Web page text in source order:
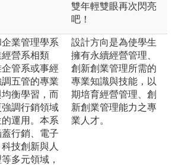
雙年輕雙眼再次閃亮
吧！
業管理學系
營系相類
管系或事經
五管的專業
衡學習，而
調行銷領域
運用。本系
行銷、電子
技創新與人
多元領域，
設計方向是為使學生
擁有永續經營管理、
創新創業管理所需的
專業知識與技能，以
期培育經營管理、創
新創業管理能力之專
業人才。